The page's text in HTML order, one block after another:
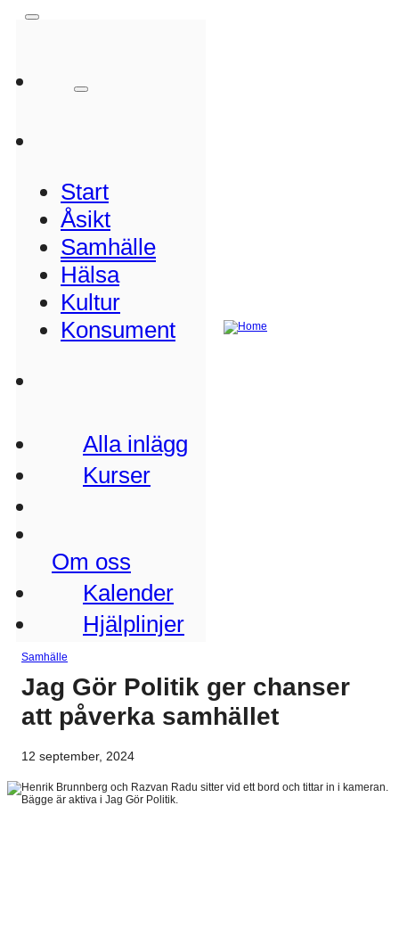
Start
Åsikt
Samhälle
Hälsa
Kultur
Konsument
Alla inlägg
Kurser
Om oss
Kalender
Hjälplinjer
Samhälle
Jag Gör Politik ger chanser
att påverka samhället
12 september, 2024